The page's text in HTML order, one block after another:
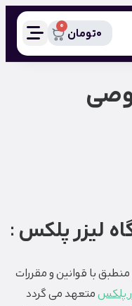
0تومان
0
لیزر پلکس :
منطبق با قوانین و مقررات
پلکسمتعهد می گردد